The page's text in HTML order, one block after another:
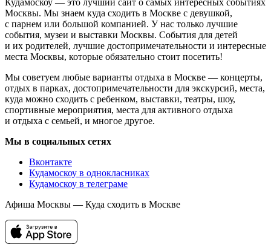
Москвы. Мы знаем куда сходить в Москве с девушкой,
с парнем или большой компанией. У нас только лучшие
события, музеи и выставки Москвы. События для детей
и их родителей, лучшие достопримечательности и интересные
места Москвы, которые обязательно стоит посетить!
Мы советуем любые варианты отдыха в Москве — концерты,
отдых в парках, достопримечательности для экскурсий, места,
куда можно сходить с ребенком, выставки, театры, шоу,
спортивные мероприятия, места для активного отдыха
и отдыха с семьей, и многое другое.
Мы в социальных сетях
Вконтакте
Кудамоскоу в однокласниках
Кудамоскоу в телеграме
Афиша Москвы — Куда сходить в Москве